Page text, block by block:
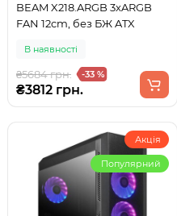
BEAM X218.ARGB 3xARGB
FAN 12cm, без БЖ ATX
В наявності
₴5684 грн. -33 %
₴3812 грн.
Акція
Популярний